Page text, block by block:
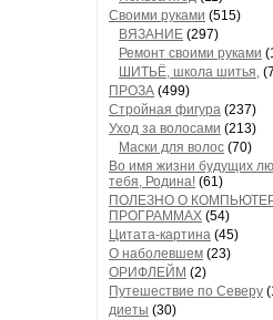
Своими руками (515)
ВЯЗАНИЕ (297)
Ремонт своими руками
ШИТЬЁ, школа шитья,
ПРОЗА (499)
Стройная фигура (237)
Уход за волосами (213)
Маски для волос (70)
Во имя жизни будущих
тебя, Родина! (61)
ПОЛЕЗНО О
ПРОГРАММАХ (54)
Цитата-картина (45)
О наболевшем (23)
ОРИФЛЕЙМ (2)
Путешествие по Северу
диеты (30)